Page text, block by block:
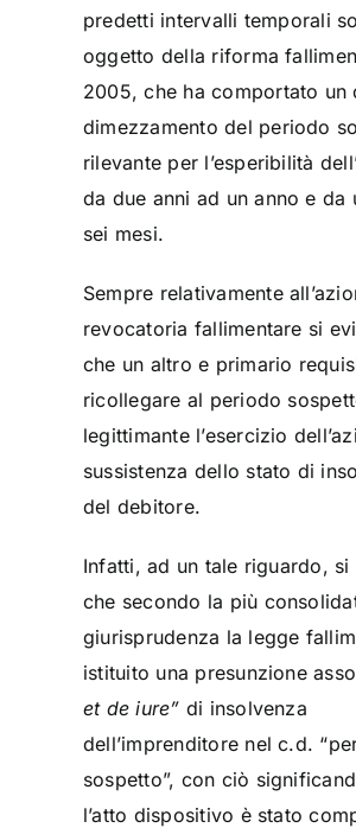
predetti intervalli temporali
oggetto della riforma
2005, che ha comportato un
dimezzamento del periodo
rilevante per l’esperibilità
da due anni ad un anno e da
sei mesi.
Sempre relativamente
revocatoria fallimentare si
che un altro e primario
ricollegare al periodo
legittimante l’esercizio
sussistenza dello stato di
del debitore.
Infatti, ad un tale riguardo, si
che secondo la più
giurisprudenza la legge
istituito una presunzione
et de iure” di insolvenza
dell’imprenditore nel c.d.
sospetto”, con ciò
l’atto dispositivo è stato